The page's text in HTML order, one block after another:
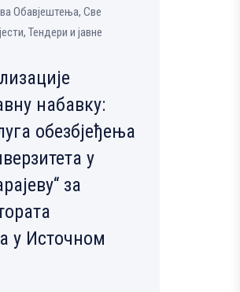
Обавјештења, Све
Тендери и јавне
набавку:
обезбјеђења
у
за
у Источном